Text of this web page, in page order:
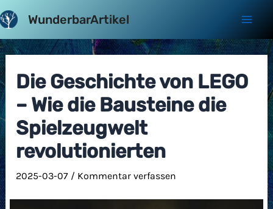
Zum
Inhalt
springen
WunderbarArtikel
Die Geschichte von LEGO
– Wie die Bausteine die
Spielzeugwelt
revolutionierten
2025-03-07 / Kommentar verfassen